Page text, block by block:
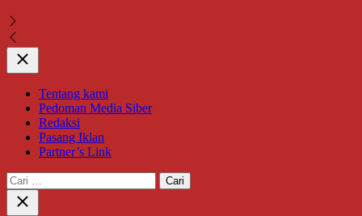
Close
Tentang kami
Pedoman Media Siber
Redaksi
Pasang Iklan
Partner’s Link
Cari
untuk:
Close
search